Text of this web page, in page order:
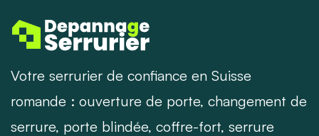
Votre serrurier de confiance en Suisse
romande : ouverture de porte, changement de
serrure, porte blindée, coffre-fort, serrure